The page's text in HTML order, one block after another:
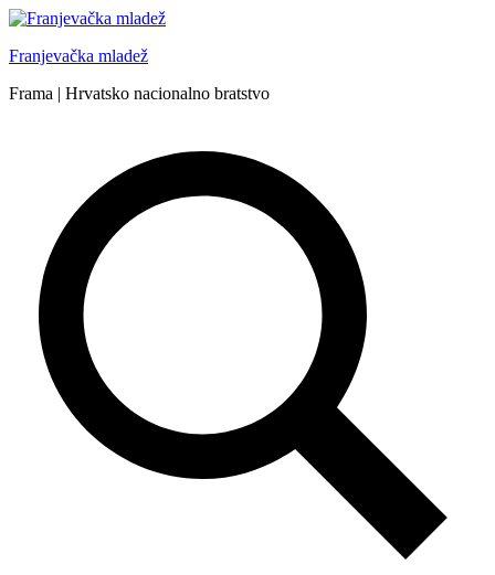
Skip
content
Franjevačka mladež
Frama | Hrvatsko nacionalno bratstvo